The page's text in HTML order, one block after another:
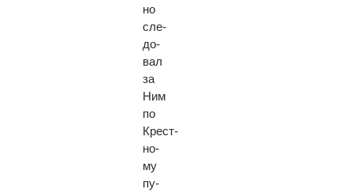
но
сле­
до­
вал
за
Ним
по
Крест­
но­
му
пу­